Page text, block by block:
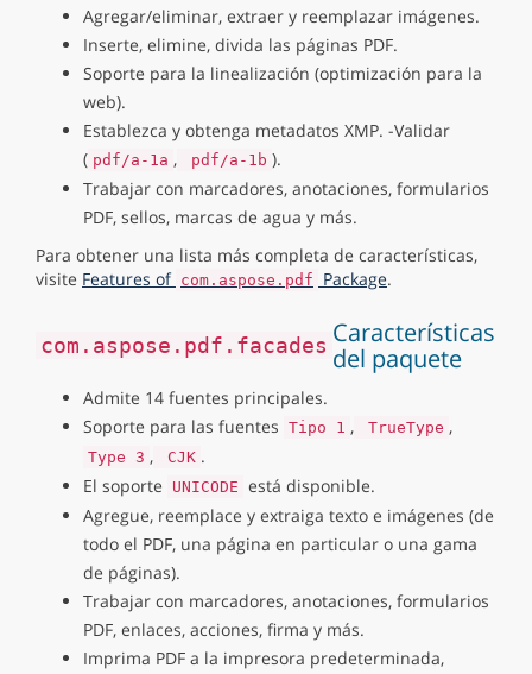
Agregar/eliminar, extraer y reemplazar imágenes.
Inserte, elimine, divida las páginas PDF.
Soporte para la linealización (optimización para la
web).
Establezca y obtenga metadatos XMP. -Validar
( pdf/a-1a , pdf/a-1b ).
Trabajar con marcadores, anotaciones, formularios
PDF, sellos, marcas de agua y más.
Para obtener una lista más completa de características,
visite Features of com.aspose.pdf Package.
com.aspose.pdf.facades Características
del paquete
Admite 14 fuentes principales.
Soporte para las fuentes Tipo 1 , TrueType ,
Type 3 , CJK .
El soporte
UNICODE está disponible.
Agregue, reemplace y extraiga texto e imágenes (de
todo el PDF, una página en particular o una gama
de páginas).
Trabajar con marcadores, anotaciones, formularios
PDF, enlaces, acciones, firma y más.
Imprima PDF a la impresora predeterminada,